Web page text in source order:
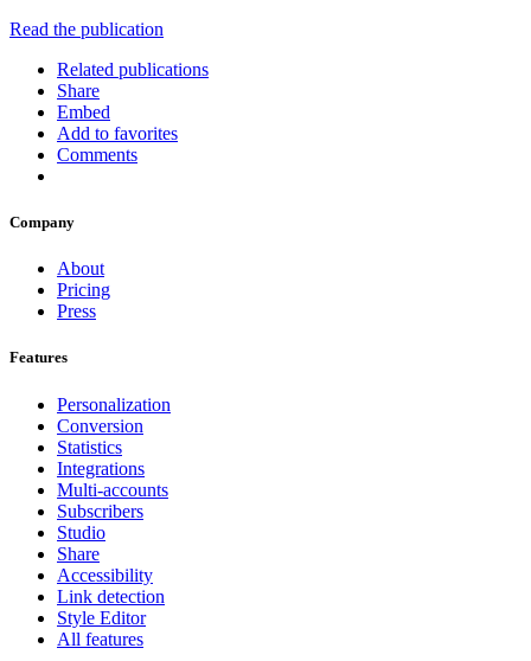
Read the publication
Related publications
Share
Embed
Add to favorites
Comments
Company
About
Pricing
Press
Features
Personalization
Conversion
Statistics
Integrations
Multi-accounts
Subscribers
Studio
Share
Accessibility
Link detection
Style Editor
All features